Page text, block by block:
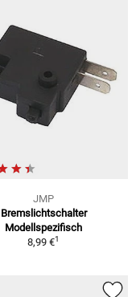
JMP
Bremslichtschalter
Modellspezifisch
8,99 €1